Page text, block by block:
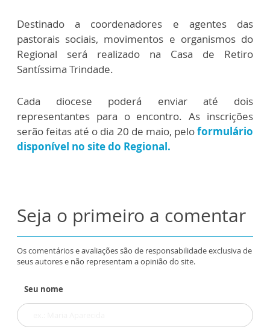
Destinado a coordenadores e agentes das
pastorais sociais, movimentos e organismos do
Regional será realizado na Casa de Retiro
Santíssima Trindade.
Cada diocese poderá enviar até dois
representantes para o encontro. As inscrições
serão feitas até o dia 20 de maio, peloformulário
disponível no site do Regional.
Seja o primeiro a comentar
Os comentários e avaliações são de responsabilidade exclusiva de
seus autores e não representam a opinião do site.
Seu nome